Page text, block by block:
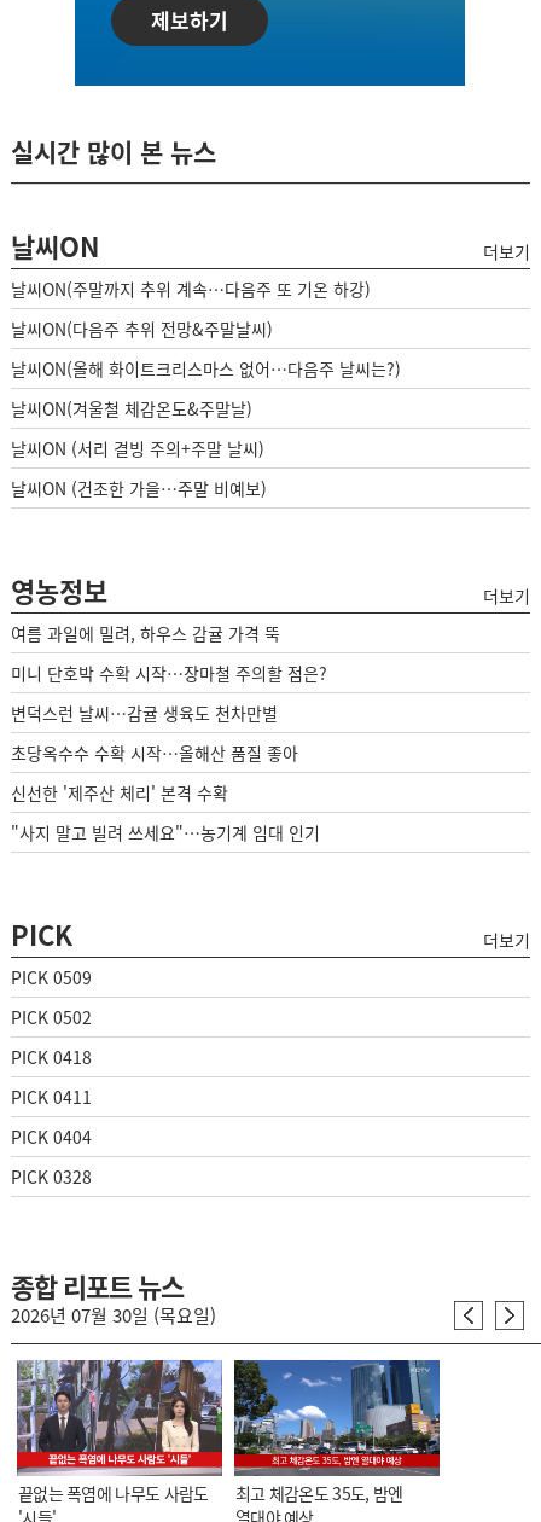
제보하기
실시간 많이 본 뉴스
날씨ON
더보기
날씨ON(주말까지 추위 계속…다음주 또 기온 하강)
날씨ON(다음주 추위 전망&주말날씨)
날씨ON(올해 화이트크리스마스 없어…다음주 날씨는?)
날씨ON(겨울철 체감온도&주말날)
날씨ON (서리 결빙 주의+주말 날씨)
날씨ON (건조한 가을…주말 비예보)
영농정보
더보기
여름 과일에 밀려, 하우스 감귤 가격 뚝
미니 단호박 수확 시작…장마철 주의할 점은?
변덕스런 날씨…감귤 생육도 천차만별
초당옥수수 수확 시작…올해산 품질 좋아
신선한 '제주산 체리' 본격 수확
"사지 말고 빌려 쓰세요"…농기계 임대 인기
PICK
더보기
PICK 0509
PICK 0502
PICK 0418
PICK 0411
PICK 0404
PICK 0328
종합 리포트 뉴스
2026년 07월 30일 (목요일)
끝없는 폭염에 나무도 사람도
'시들'
최고 체감온도 35도, 밤엔
열대야 예상